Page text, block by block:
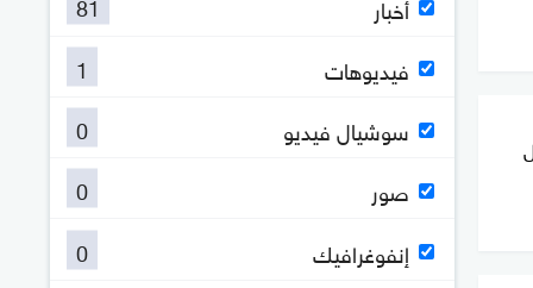
فيديوهات
1
سوشيال فيديو
0
صور
0
إنفوغرافيك
0